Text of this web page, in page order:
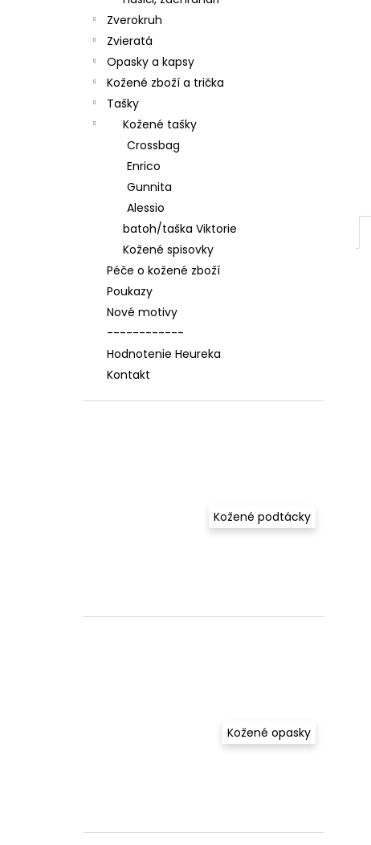
Zverokruh
Zvieratá
Opasky a kapsy
Kožené zboží a trička
Tašky
Kožené tašky
Crossbag
Enrico
Gunnita
Alessio
batoh/taška Viktorie
Kožené spisovky
Péče o kožené zboží
Poukazy
Nové motivy
------------
Hodnotenie Heureka
Kontakt
Kožené podtácky
Kožené opasky